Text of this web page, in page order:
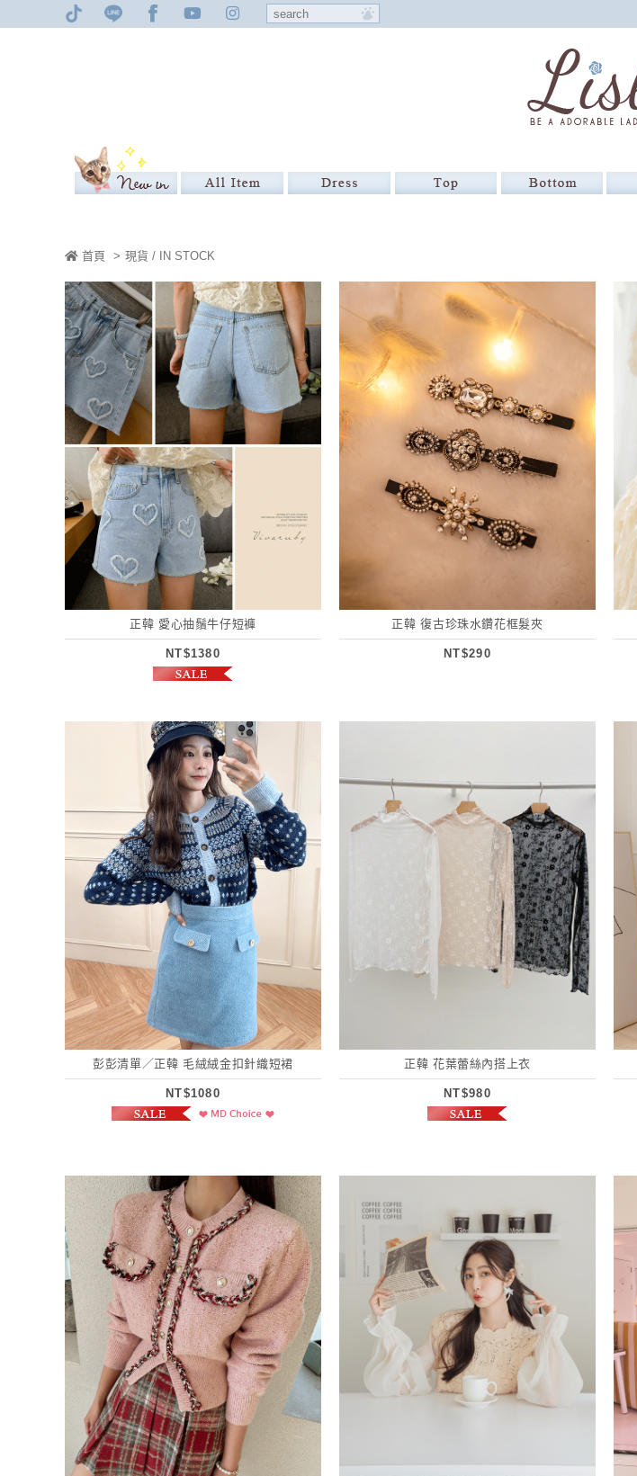
首頁 > 現貨 / IN STOCK
正韓 愛心抽鬚牛仔短褲
NT$1380
正韓 復古珍珠水鑽花框髮夾
NT$290
彭彭清單／正韓 毛絨絨金扣針織短裙
NT$1080
正韓 花葉蕾絲內搭上衣
NT$980